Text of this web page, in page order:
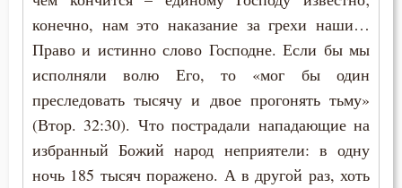
Глаза
Гнев
Дело
конечно, нам это наказание за грехи наши…
Право и истинно слово Господне. Если бы мы
исполняли волю Его, то «мог бы один
преследовать тысячу и двое прогонять тьму»
(Втор. 32:30). Что пострадали нападающие на
избранный Божий народ неприятели: в одну
ночь 185 тысяч поражено. А в другой раз, хоть